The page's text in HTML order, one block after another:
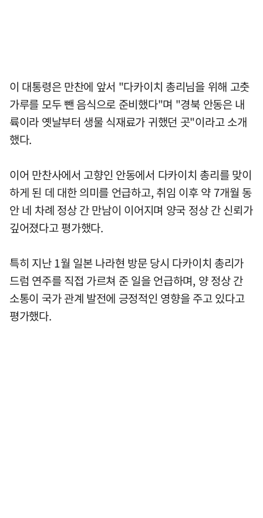
이 대통령은 만찬에 앞서 "다카이치 총리님을 위해 고춧
가루를 모두 뺀 음식으로 준비했다"며 "경북 안동은 내
륙이라 옛날부터 생물 식재료가 귀했던 곳"이라고 소개
했다.
이어 만찬사에서 고향인 안동에서 다카이치 총리를 맞이
하게 된 데 대한 의미를 언급하고, 취임 이후 약 7개월 동
안 네 차례 정상 간 만남이 이어지며 양국 정상 간 신뢰가
깊어졌다고 평가했다.
특히 지난 1월 일본 나라현 방문 당시 다카이치 총리가
드럼 연주를 직접 가르쳐 준 일을 언급하며, 양 정상 간
소통이 국가 관계 발전에 긍정적인 영향을 주고 있다고
평가했다.